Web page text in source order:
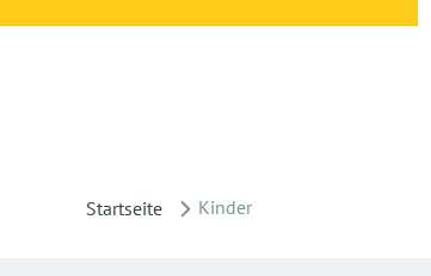
Startseite Kinder